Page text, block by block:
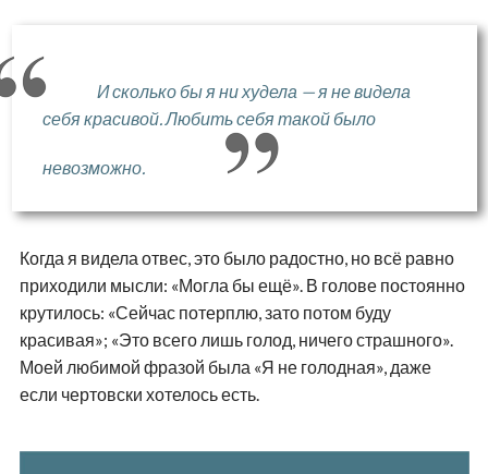
И сколько бы я ни худела — я не видела
себя красивой. Любить себя такой было
невозможно.
Когда я видела отвес, это было радостно, но всё равно
приходили мысли: «Могла бы ещё». В голове постоянно
крутилось: «Сейчас потерплю, зато потом буду
красивая»; «Это всего лишь голод, ничего страшного».
Моей любимой фразой была «Я не голодная», даже
если чертовски хотелось есть.